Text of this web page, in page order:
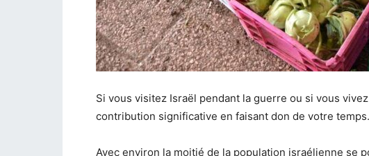
Si vous visitez Israël pendant la guerre ou si vous
contribution significative en faisant don de votre temps.
Avec environ la moitié de la population israélienne se